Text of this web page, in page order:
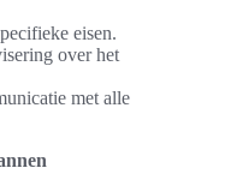
eisen.
over het
met alle